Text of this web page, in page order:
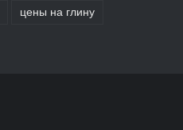
цены на глину